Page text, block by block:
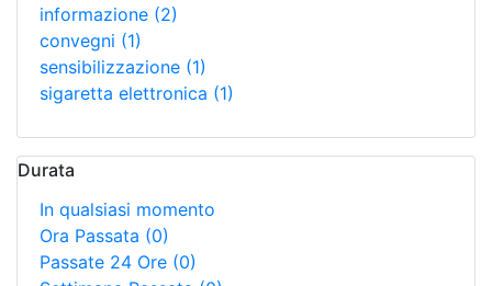
informazione (2)
convegni (1)
sensibilizzazione (1)
sigaretta elettronica (1)
Durata
In qualsiasi momento
Ora Passata (0)
Passate 24 Ore (0)